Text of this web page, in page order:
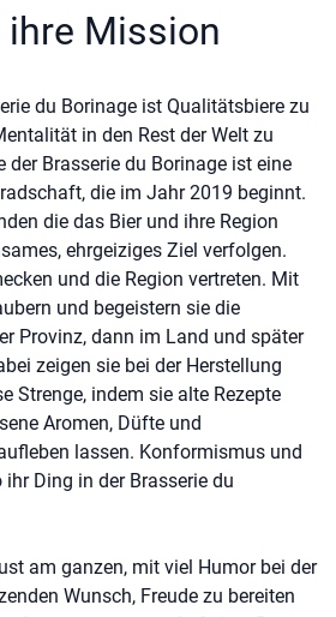
Mission
du Borinage ist Qualitätsbiere zu
in den Rest der Welt zu
der Brasserie du Borinage ist eine
die im Jahr 2019 beginnt.
die das Bier und ihre Region
ehrgeiziges Ziel verfolgen.
und die Region vertreten. Mit
und begeistern sie die
Provinz, dann im Land und später
zeigen sie bei der Herstellung
Strenge, indem sie alte Rezepte
Aromen, Düfte und
lassen. Konformismus und
Ding in der Brasserie du
am ganzen, mit viel Humor bei der
Wunsch, Freude zu bereiten